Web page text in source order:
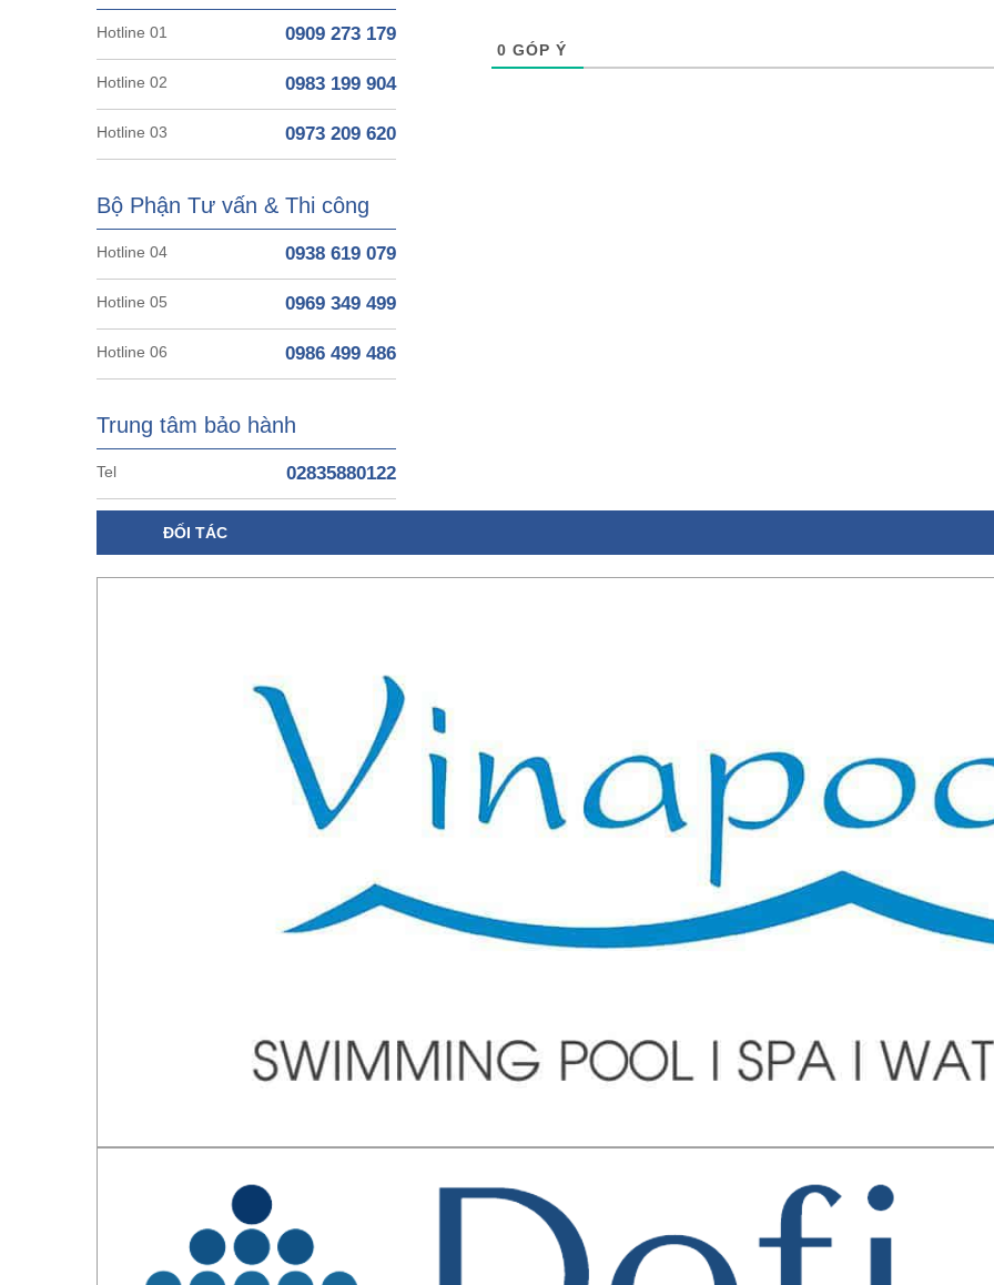
Hotline 01 0909 273 179
Hotline 02 0983 199 904
Hotline 03 0973 209 620
Bộ Phận Tư vấn & Thi công
Hotline 04 0938 619 079
Hotline 05 0969 349 499
Hotline 06 0986 499 486
Trung tâm bảo hành
Tel 02835880122
0 GÓP Ý
ĐỐI TÁC